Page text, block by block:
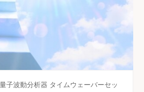
子波動分析器 タイムウェーバーセッ